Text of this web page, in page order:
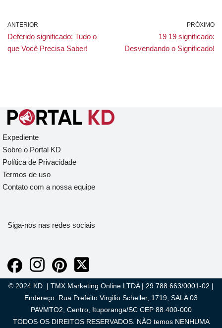
ANTERIOR
Deferido significado: Tudo o
que Você Precisa Saber!
PRÓXIMO
19 19 significado:
Desvendando o Significado!
Expediente
Sobre o Portal KD
Política de Privacidade
Termos de uso
Contato com a nossa equipe
Siga-nos nas redes sociais
© 2024 KD. | TMX Marketing Online LTDA | 29.788.663/0001-02 |
Endereço: Rua Prefeito Virgilio Scheller, 1719, SALA 03
PAVMTO2, Centro, Ituporanga/SC CEP 88.400-000
TODOS OS DIREITOS RESERVADOS. NÃO temos NENHUMA